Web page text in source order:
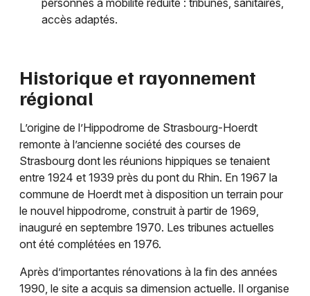
accès adaptés.
Historique et rayonnement
régional
L’origine de l’Hippodrome de Strasbourg-Hoerdt
remonte à l’ancienne société des courses de
Strasbourg dont les réunions hippiques se tenaient
entre 1924 et 1939 près du pont du Rhin. En 1967 la
commune de Hoerdt met à disposition un terrain pour
le nouvel hippodrome, construit à partir de 1969,
inauguré en septembre 1970. Les tribunes actuelles
ont été complétées en 1976.
Après d’importantes rénovations à la fin des années
1990, le site a acquis sa dimension actuelle. Il organise